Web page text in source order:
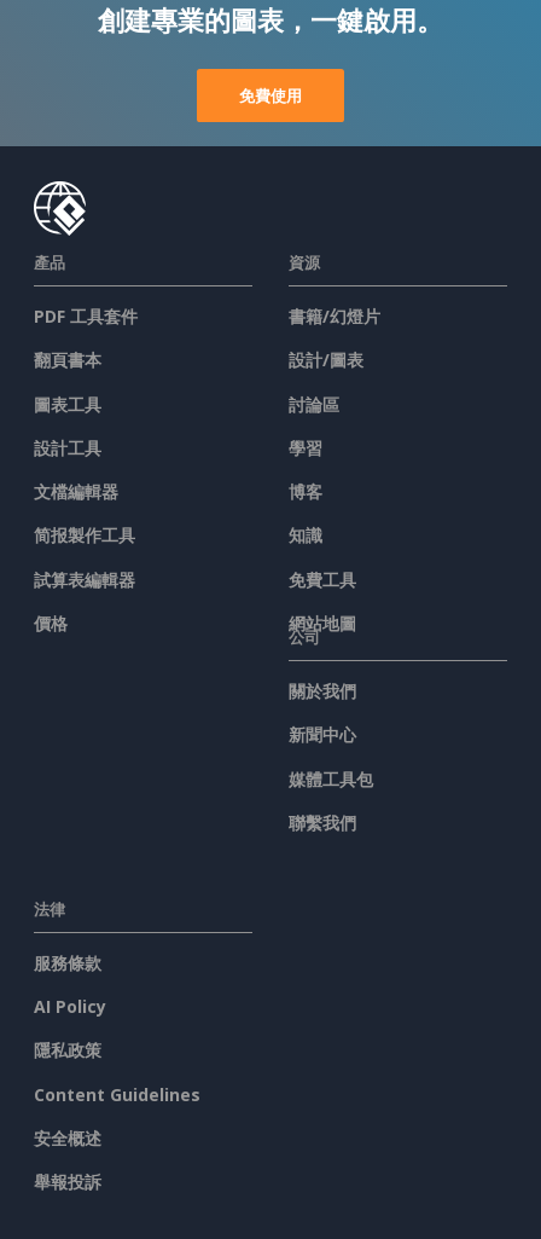
創建專業的圖表，一鍵啟用。
免費使用
產品
PDF 工具套件
翻頁書本
圖表工具
設計工具
文檔編輯器
简报製作工具
試算表編輯器
價格
資源
書籍/幻燈片
設計/圖表
討論區
學習
博客
知識
免費工具
網站地圖
公司
關於我們
新聞中心
媒體工具包
聯繫我們
法律
服務條款
AI Policy
隱私政策
Content Guidelines
安全概述
舉報投訴